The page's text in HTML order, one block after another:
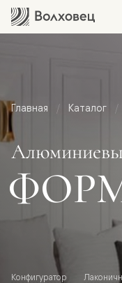
Главная Каталог
Конфигуратор